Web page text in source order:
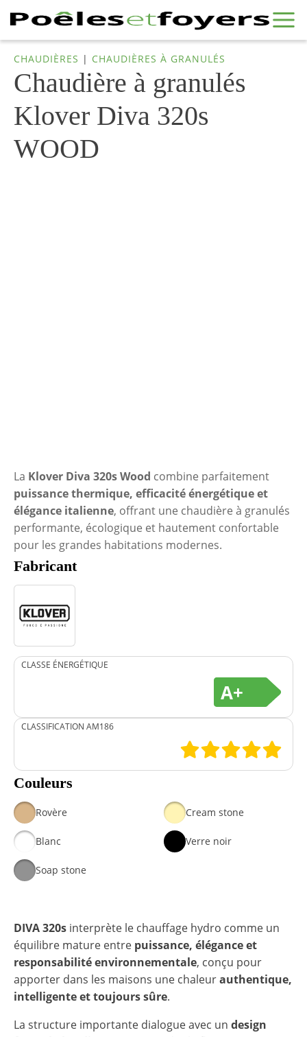
CHAUDIÈRES | CHAUDIÈRES À GRANULÉS
Chaudière à granulés
Klover Diva 320s
WOOD
La Klover Diva 320s Wood combine parfaitement
puissance thermique, efficacité énergétique et
élégance italienne, offrant une chaudière à granulés
performante, écologique et hautement confortable
pour les grandes habitations modernes.
Fabricant
CLASSE ÉNERGÉTIQUE
A+
CLASSIFICATION AM186
Couleurs
Rovère Cream stone
Blanc Verre noir
Soap stone
DIVA 320s interprète le chauffage hydro comme un
équilibre mature entre puissance, élégance et
responsabilité environnementale, conçu pour
apporter dans les maisons une chaleurauthentique,
intelligente et toujours sûre.
La structure importante dialogue avec un design